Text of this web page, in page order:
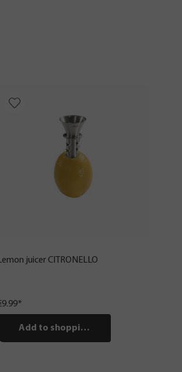
juicer CITRONELLO
Add to shopping cart